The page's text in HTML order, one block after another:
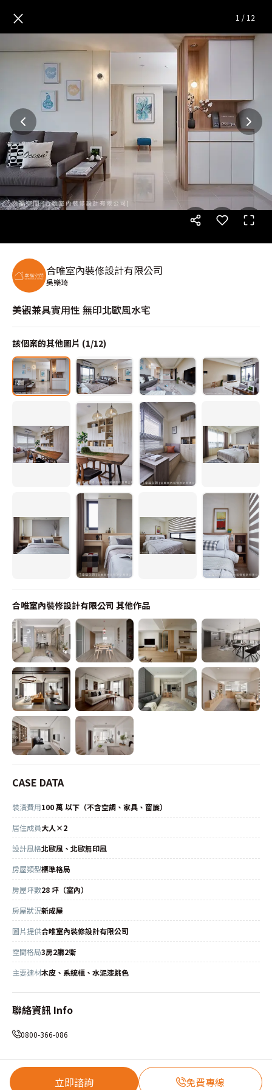
美觀兼具實用性 無印北歐風水
× 1 / 12
合唯室內裝修設計有限公司
吳樂琦
美觀兼具實用性 無印北歐風水宅
該個案的其他圖片 (1/12)
合唯室內裝修設計有限公司 其他作品
CASE DATA
裝潢費用100 萬 以下（不含空調、家具、窗簾）
居住成員大人×2
設計風格北歐風、北歐無印風
房屋類型標準格局
房屋坪數28 坪（室內）
房屋狀況新成屋
圖片提供合唯室內裝修設計有限公司
空間格局3房2廳2衛
主要建材木皮、系統櫃、水泥漆跳色
聯絡資訊 Info
0800-366-086
立即諮詢 免費專線